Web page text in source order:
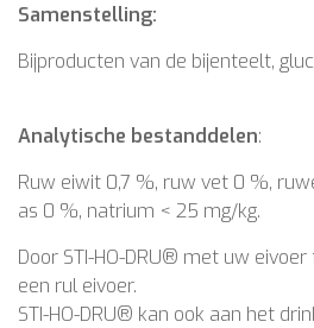
Samenstelling:
Bijproducten van de bijenteelt,
Analytische bestanddelen:
Ruw eiwit 0,7 %, ruw vet 0 %,
as 0 %, natrium < 25 mg/kg.
Door STI-HO-DRU® met uw
een rul eivoer.
STI-HO-DRU® kan ook aan het